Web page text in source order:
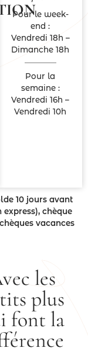
Pour le week-
end :
Vendredi 18h –
Dimanche 18h
Pour la
semaine :
Vendredi 16h –
Vendredi 10h
10 jours avant
chèque
vacances
les
plus
font la